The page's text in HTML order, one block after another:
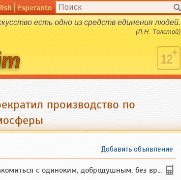
Esperanto
есть одно из средств единения людей.
(Л.Н. Толстой)
производство по
Добавить объявление
с одиноким, добродушным, без вредных ...